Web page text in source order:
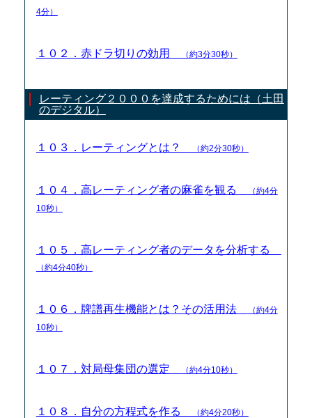
4分）
１０２．赤ドラ切りの効用 （約3分30秒）
レーティング２０００を達成するためには（土田
のデジタル）
１０３．レーティングとは？ （約2分30秒）
１０４．高レーティング者の麻雀を観る
（約4分
10秒）
１０５．高レーティング者のデータを分析する
（約4分40秒）
１０６．牌譜再生機能とは？その活用法
（約4分
10秒）
１０７．対局母集団の選定 （約4分10秒）
１０８．自分の方程式を作る （約4分20秒）